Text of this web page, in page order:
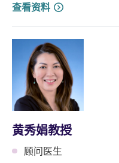
查看资料
黄秀娟教授
顾问医生